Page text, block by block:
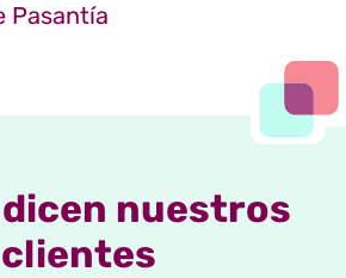
Pasantía
dicen nuestros
clientes